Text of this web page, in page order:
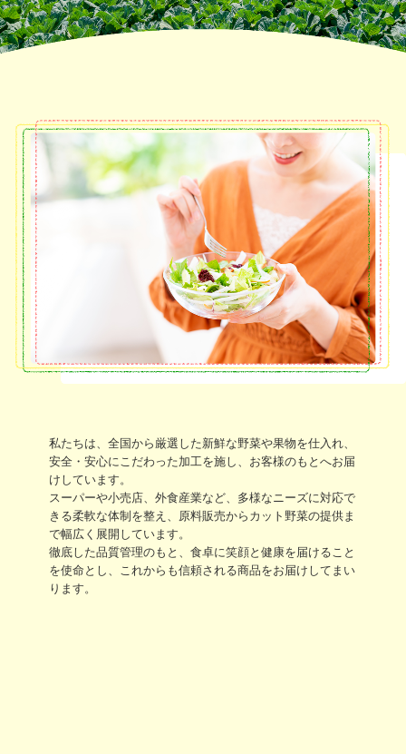
個人情報保護方針
私たちは、全国から厳選した新鮮な野菜や果物を仕入れ、
安全・安心にこだわった加工を施し、お客様のもとへお届
けしています。
スーパーや小売店、外食産業など、多様なニーズに対応で
きる柔軟な体制を整え、原料販売からカット野菜の提供ま
で幅広く展開しています。
徹底した品質管理のもと、食卓に笑顔と健康を届けること
を使命とし、これからも信頼される商品をお届けしてまい